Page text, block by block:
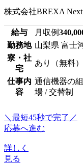
株式会社BREXA Next
給与 月収例
勤務地 山梨県 富士
寮・社
宅
あり（無料）
仕事内
容
通信機器の
場 / 交替制
＼最短45秒で完了／
応募へ進む
詳しく
見る